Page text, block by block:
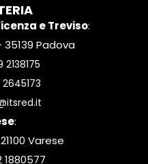
e Treviso:
35139 Padova
:
Varese
1880577